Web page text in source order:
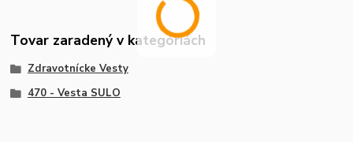
Tovar zaradený v kategóriách
Zdravotnícke Vesty
470 - Vesta SULO